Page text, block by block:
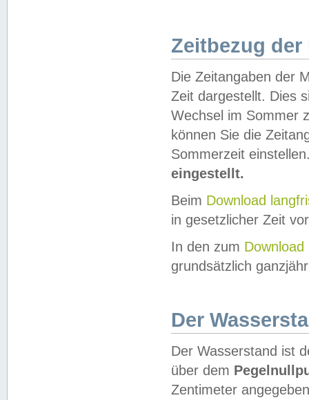
Zeitbezug der
Die Zeitangaben der
Zeit dargestellt. Dies
Wechsel im Sommer
können Sie die
Sommerzeit
eingestellt.
Beim Download
in gesetzlicher Zeit
In den zum Download
grundsätzlich
Der
Der Wasserstand ist
über dem
Zentimeter